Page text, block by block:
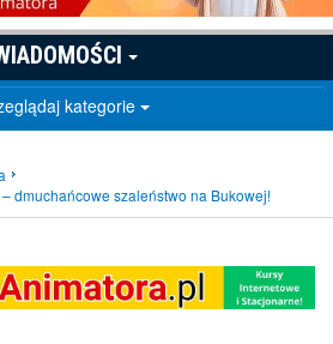
kategorie
dmuchańcowe szaleństwo na Bukowej!